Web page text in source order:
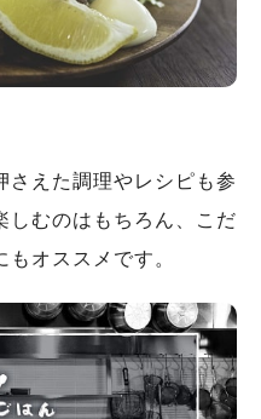
さえた調理やレシピも参
しむのはもちろん、こだ
オススメです。